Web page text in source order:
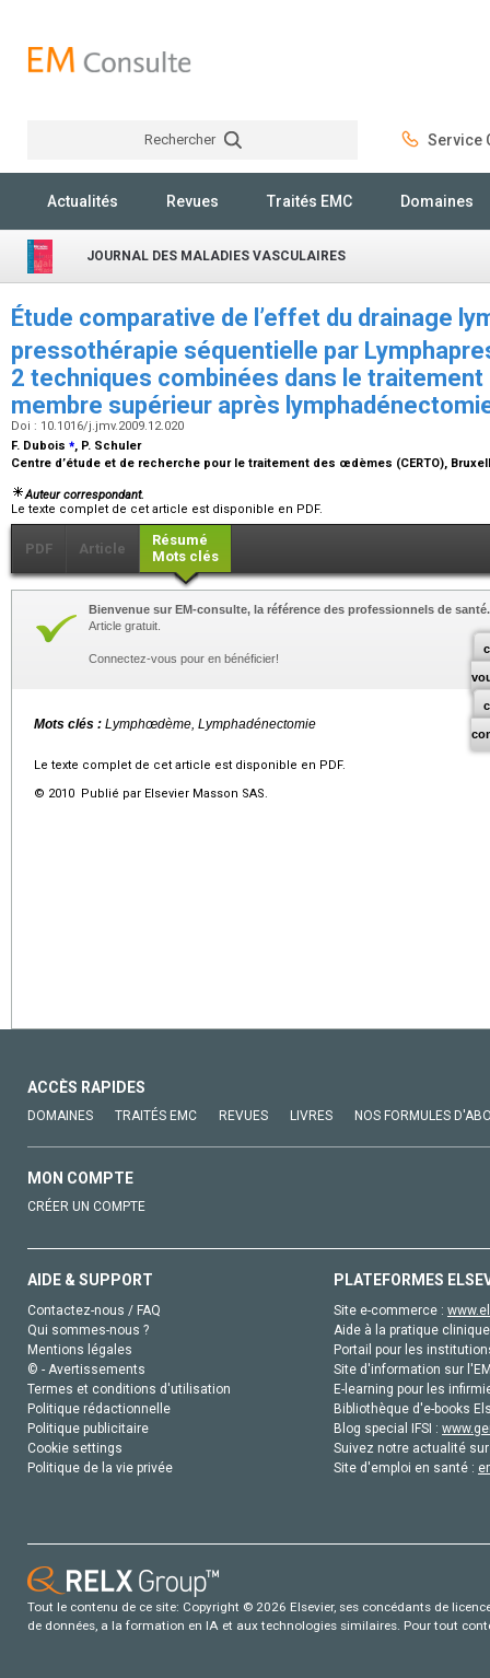
Rechercher Service
Actualités Revues Traités EMC Domaines
JOURNAL DES MALADIES VASCULAIRES
Étude comparative de l’effet du drainage
pressothérapie séquentielle par
2 techniques combinées dans le
membre supérieur après
Doi : 10.1016/j.jmv.2009.12.020
F. Dubois ⁎, P. Schuler
Centre d’étude et de recherche pour le traitement des œdèmes (CERTO),
Auteur correspondant.
Le texte complet de cet article est disponible en PDF.
PDF Article
Résumé
Mots clés
Bienvenue sur EM-consulte, la référence des professionnels de santé.
Article gratuit.
Connectez-vous pour en bénéficier!
Mots clés : Lymphœdème, Lymphadénectomie
Le texte complet de cet article est disponible en PDF.
© 2010 Publié par Elsevier Masson SAS.
ACCÈS RAPIDES
DOMAINES TRAITÉS EMC REVUES LIVRES NOS FORMULES
MON COMPTE
CRÉER UN COMPTE
AIDE & SUPPORT
Contactez-nous / FAQ
Qui sommes-nous ?
Mentions légales
© - Avertissements
Termes et conditions d'utilisation
Politique rédactionnelle
Politique publicitaire
Cookie settings
Politique de la vie privée
PLATEFORMES
Site e-commerce :
Aide à la pratique
Portail pour les
Site d'information sur
E-learning pour les
Bibliothèque d'e-books
Blog special IFSI :
Suivez notre actualité
Site d'emploi en santé :
Tout le contenu de ce site: Copyright © 2026 Elsevier, ses concédants de
de données, a la formation en IA et aux technologies similaires. Pour tout